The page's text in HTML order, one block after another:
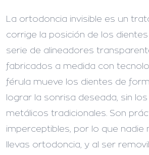
La ortodoncia invisible es un
corrige la posición de los
serie de alineadores
fabricados a medida con
férula mueve los dientes de
lograr la sonrisa deseada, sin
metálicos tradicionales. Son
imperceptibles, por lo que nadie
llevas ortodoncia, y al ser